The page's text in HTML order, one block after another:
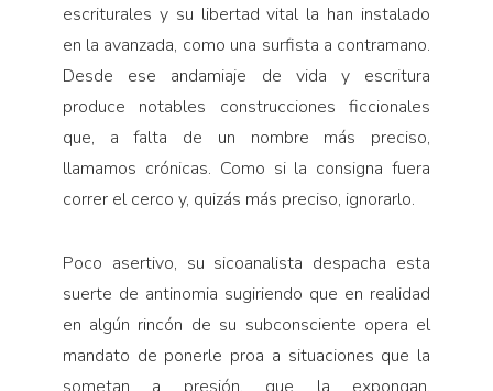
escriturales y su libertad vital la han instalado
en la avanzada, como una surfista a contramano.
Desde ese andamiaje de vida y escritura
produce notables construcciones ficcionales
que, a falta de un nombre más preciso,
llamamos crónicas. Como si la consigna fuera
correr el cerco y, quizás más preciso, ignorarlo.
Poco asertivo, su sicoanalista despacha esta
suerte de antinomia sugiriendo que en realidad
en algún rincón de su subconsciente opera el
mandato de ponerle proa a situaciones que la